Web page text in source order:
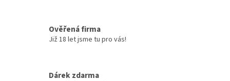
Ověřená firma
Již 18 let jsme tu pro vás!
Dárek zdarma